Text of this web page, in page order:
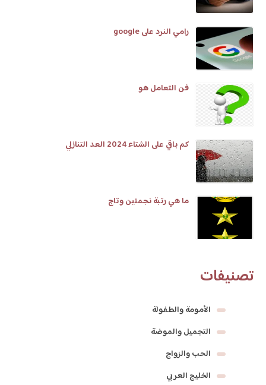
رامي النرد على google
فن التعامل هو
كم باقي على الشتاء 2024 العد التنازلي
ما هي رتبة نجمتين وتاج
تصنيفات
الأمومة والطفولة
التجميل والموضة
الحب والزواج
الخليج العربي